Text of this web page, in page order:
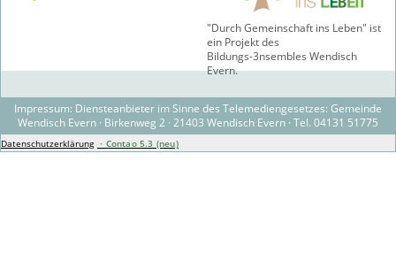
"Durch Gemeinschaft ins Leben" ist
ein Projekt des
Bildungs-3nsembles Wendisch
Evern.
Impressum: Diensteanbieter im Sinne des Telemediengesetzes: Gemeinde
Wendisch Evern · Birkenweg 2 · 21403 Wendisch Evern · Tel. 04131 51775
Datenschutzerklärung